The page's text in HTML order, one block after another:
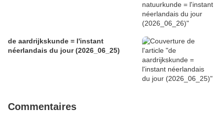
de aardrijkskunde = l'instant
néerlandais du jour (2026_06_25)
Commentaires